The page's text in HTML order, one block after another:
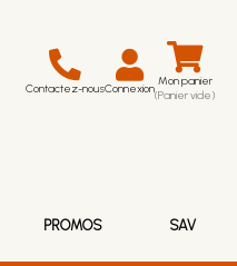
Contactez-nousConnexion Mon panier
(Panier vide)
PROMOS SAV